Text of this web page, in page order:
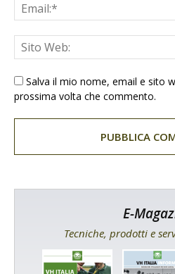
Salva il mio nome, email e sito
prossima volta che commento.
E-
Tecniche, prodotti e